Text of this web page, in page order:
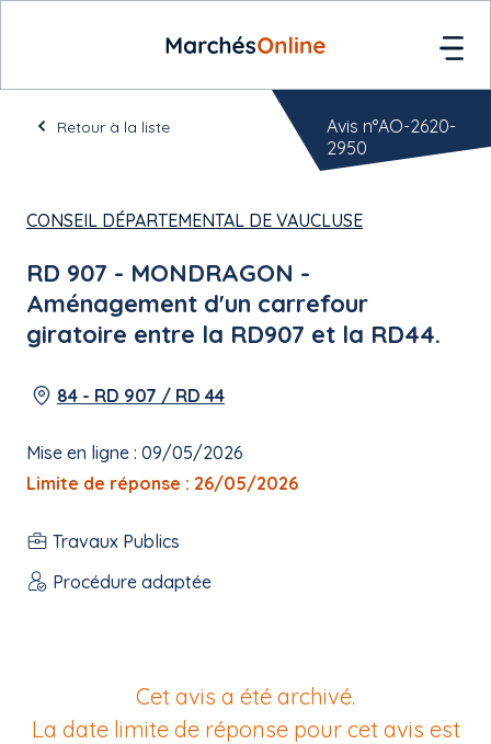
Retour à la liste
CONSEIL DÉPARTEMENTAL DE VAUCLUSE
RD 907 - MONDRAGON -
Aménagement d'un carrefour
giratoire entre la RD907 et la RD44.
84 - RD 907 / RD 44
Mise en ligne : 09/05/2026
Limite de réponse : 26/05/2026
Travaux Publics
Procédure adaptée
Avis n°AO-2620-
2950
Cet avis a été archivé.
La date limite de réponse pour cet avis est